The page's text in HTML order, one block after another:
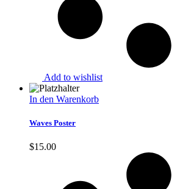
Add to wishlist
In den Warenkorb
Waves Poster
$15.00